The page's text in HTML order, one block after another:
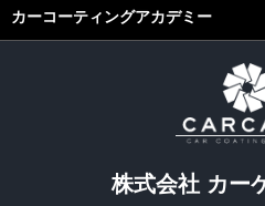
カーコーティングアカデミー
株式会社 カー